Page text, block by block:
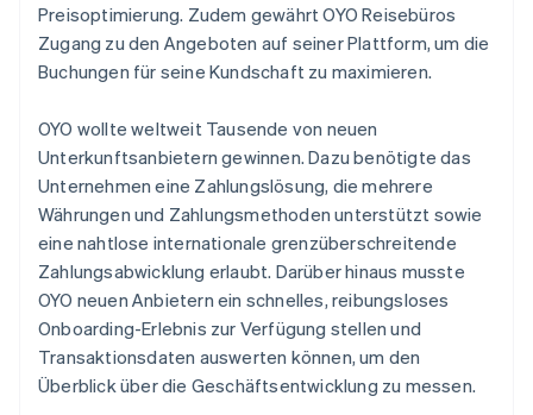
Preisoptimierung. Zudem gewährt OYO Reisebüros
Zugang zu den Angeboten auf seiner Plattform, um die
Buchungen für seine Kundschaft zu maximieren.
OYO wollte weltweit Tausende von neuen
Unterkunftsanbietern gewinnen. Dazu benötigte das
Unternehmen eine Zahlungslösung, die mehrere
Währungen und Zahlungsmethoden unterstützt sowie
eine nahtlose internationale grenzüberschreitende
Zahlungsabwicklung erlaubt. Darüber hinaus musste
OYO neuen Anbietern ein schnelles, reibungsloses
Onboarding-Erlebnis zur Verfügung stellen und
Transaktionsdaten auswerten können, um den
Überblick über die Geschäftsentwicklung zu messen.